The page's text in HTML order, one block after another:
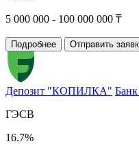
5 000 000 - 100 000 000 ₸
Подробнее Отправить
Депозит "КОПИЛКА"
ГЭСВ
16.7%